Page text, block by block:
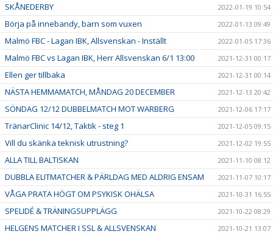
SKÅNEDERBY 2022-01-19 10:54
Börja på innebandy, barn som vuxen 2022-01-13 09:49
Malmö FBC - Lagan IBK, Allsvenskan - Inställt 2022-01-05 17:36
Malmö FBC vs Lagan IBK, Herr Allsvenskan 6/1 13:00 2021-12-31 00:17
Ellen ger tillbaka 2021-12-31 00:14
NÄSTA HEMMAMATCH, MÅNDAG 20 DECEMBER 2021-12-13 20:42
SÖNDAG 12/12 DUBBELMATCH MOT WARBERG 2021-12-06 17:17
TränarClinic 14/12, Taktik - steg 1 2021-12-05 09:15
Vill du skänka teknisk utrustning? 2021-12-02 19:55
ALLA TILL BALTISKAN 2021-11-10 08:12
DUBBLA ELITMATCHER & PÄRLDAG MED ALDRIG ENSAM 2021-11-07 10:17
VÅGA PRATA HÖGT OM PSYKISK OHÄLSA 2021-10-31 16:55
SPELIDÉ & TRÄNINGSUPPLÄGG 2021-10-22 08:29
HELGENS MATCHER I SSL & ALLSVENSKAN 2021-10-21 13:07